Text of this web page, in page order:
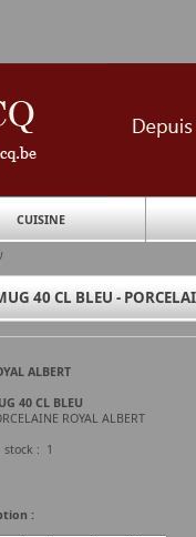
CUISINE
40 CL BLEU -
ALBERT
40 CL BLEU
ROYAL ALBERT
stock : 1
: